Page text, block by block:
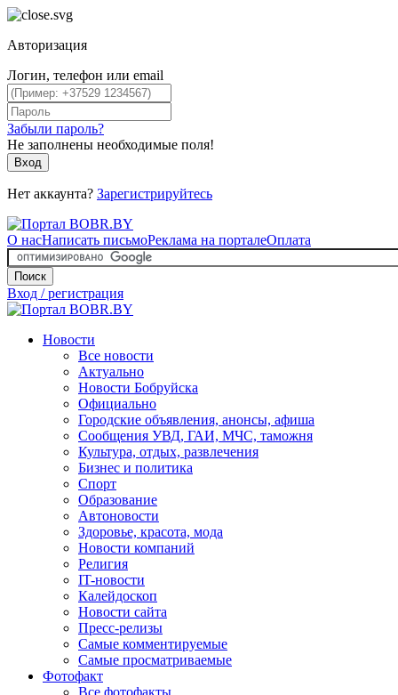
Авторизация
Логин, телефон или email
Забыли пароль?
Не заполнены необходимые поля!
Вход
Нет аккаунта? Зарегистрируйтесь
О насНаписать письмоРеклама на порталеОплата
Поиск
Вход / регистрация
Новости
Все новости
Актуально
Новости Бобруйска
Официально
Городские объявления, анонсы, афиша
Сообщения УВД, ГАИ, МЧС, таможня
Культура, отдых, развлечения
Бизнес и политика
Спорт
Образование
Автоновости
Здоровье, красота, мода
Новости компаний
Религия
IT-новости
Калейдоскоп
Новости сайта
Пресс-релизы
Самые комментируемые
Самые просматриваемые
Фотофакт
Все фотофакты